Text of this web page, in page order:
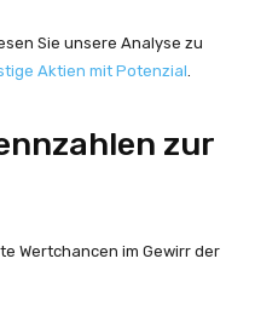
Sie unsere Analyse zu
Aktien mit Potenzial.
zur
Wertchancen im Gewirr der